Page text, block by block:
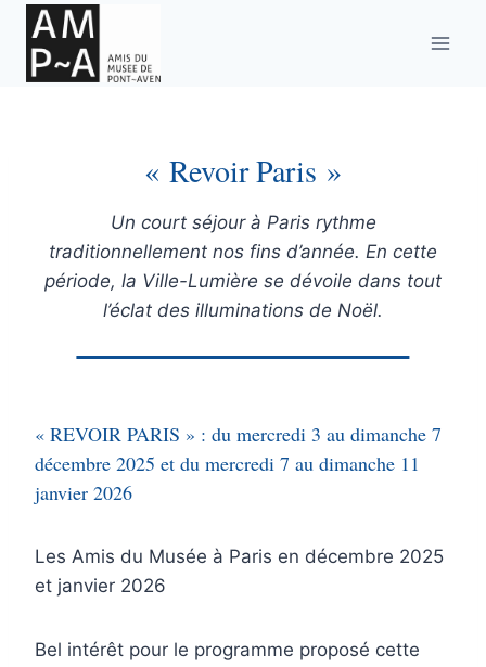
contenu
« Revoir Paris »
Un court séjour à Paris rythme
traditionnellement nos fins d’année. En cette
période, la Ville-Lumière se dévoile dans tout
l’éclat des illuminations de Noël.
« REVOIR PARIS » : du mercredi 3 au dimanche 7
décembre 2025 et du mercredi 7 au dimanche 11
janvier 2026
Les Amis du Musée à Paris en décembre 2025
et janvier 2026
Bel intérêt pour le programme proposé cette